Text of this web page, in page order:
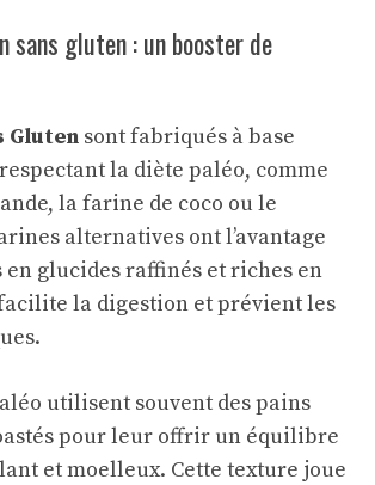
sans gluten : un booster de
Gluten sont fabriqués à base
la diète paléo, comme
la farine de coco ou le
alternatives ont l’avantage
en glucides raffinés et riches en
la digestion et prévient les
utilisent souvent des pains
pour leur offrir un équilibre
et moelleux. Cette texture joue